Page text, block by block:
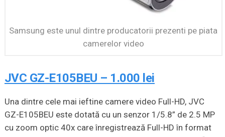
Samsung este unul dintre producatorii prezenti pe piata
camerelor video
JVC GZ-E105BEU – 1.000 lei
Una dintre cele mai ieftine camere video Full-HD, JVC
GZ-E105BEU este dotată cu un senzor 1/5.8” de 2.5 MP
cu zoom optic 40x care înregistrează Full-HD în format